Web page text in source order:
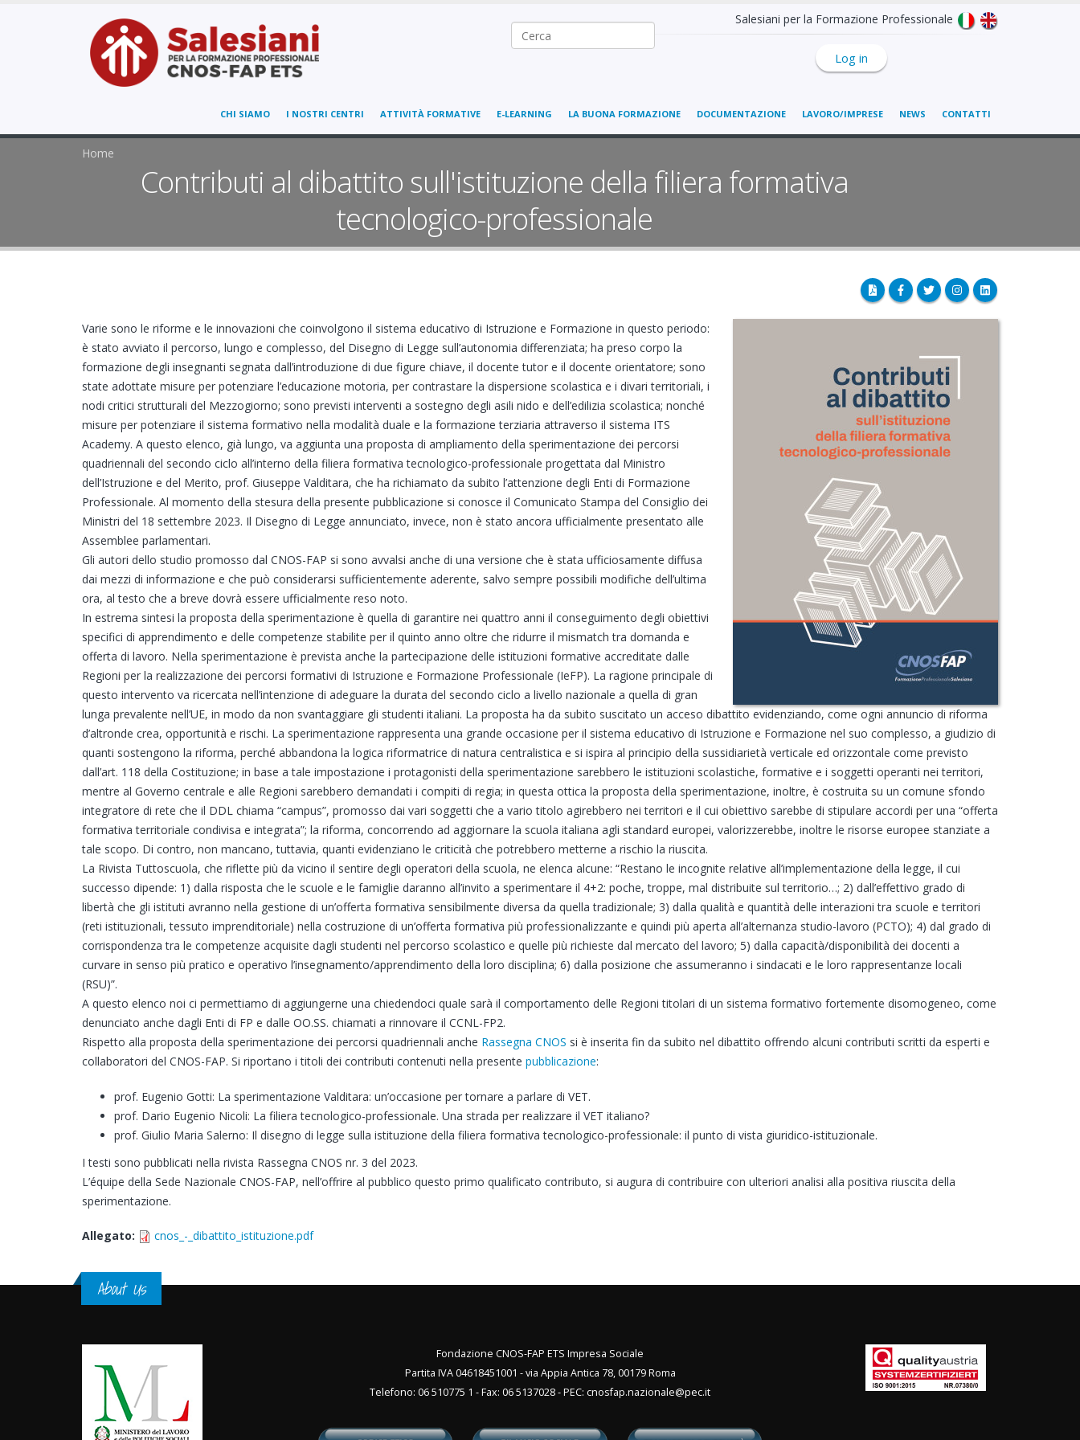
Salesiani per la Formazione Professionale
Log in
Ricerca nel sito
CHI SIAMO I NOSTRI CENTRI ATTIVITÀ FORMATIVE E-LEARNING LA BUONA FORMAZIONE DOCUMENTAZIONE LAVORO/IMPRESE NEWS CONTATTI
Home
Contributi al dibattito sull'istituzione della filiera formativa
tecnologico-professionale
Varie sono le riforme e le innovazioni che coinvolgono il sistema educativo di Istruzione e Formazione in questo periodo:
è stato avviato il percorso, lungo e complesso, del Disegno di Legge sull’autonomia differenziata; ha preso corpo la
formazione degli insegnanti segnata dall’introduzione di due figure chiave, il docente tutor e il docente orientatore; sono
state adottate misure per potenziare l’educazione motoria, per contrastare la dispersione scolastica e i divari territoriali, i
nodi critici strutturali del Mezzogiorno; sono previsti interventi a sostegno degli asili nido e dell’edilizia scolastica; nonché
misure per potenziare il sistema formativo nella modalità duale e la formazione terziaria attraverso il sistema ITS
Academy. A questo elenco, già lungo, va aggiunta una proposta di ampliamento della sperimentazione dei percorsi
quadriennali del secondo ciclo all’interno della filiera formativa tecnologico-professionale progettata dal Ministro
dell’Istruzione e del Merito, prof. Giuseppe Valditara, che ha richiamato da subito l’attenzione degli Enti di Formazione
Professionale. Al momento della stesura della presente pubblicazione si conosce il Comunicato Stampa del Consiglio dei
Ministri del 18 settembre 2023. Il Disegno di Legge annunciato, invece, non è stato ancora ufficialmente presentato alle
Assemblee parlamentari.
Gli autori dello studio promosso dal CNOS-FAP si sono avvalsi anche di una versione che è stata ufficiosamente diffusa
dai mezzi di informazione e che può considerarsi sufficientemente aderente, salvo sempre possibili modifiche dell’ultima
ora, al testo che a breve dovrà essere ufficialmente reso noto.
In estrema sintesi la proposta della sperimentazione è quella di garantire nei quattro anni il conseguimento degli obiettivi
specifici di apprendimento e delle competenze stabilite per il quinto anno oltre che ridurre il mismatch tra domanda e
offerta di lavoro. Nella sperimentazione è prevista anche la partecipazione delle istituzioni formative accreditate dalle
Regioni per la realizzazione dei percorsi formativi di Istruzione e Formazione Professionale (IeFP). La ragione principale di
questo intervento va ricercata nell’intenzione di adeguare la durata del secondo ciclo a livello nazionale a quella di gran
lunga prevalente nell’UE, in modo da non svantaggiare gli studenti italiani. La proposta ha da subito suscitato un acceso dibattito evidenziando, come ogni annuncio di riforma
d’altronde crea, opportunità e rischi. La sperimentazione rappresenta una grande occasione per il sistema educativo di Istruzione e Formazione nel suo complesso, a giudizio di
quanti sostengono la riforma, perché abbandona la logica riformatrice di natura centralistica e si ispira al principio della sussidiarietà verticale ed orizzontale come previsto
dall’art. 118 della Costituzione; in base a tale impostazione i protagonisti della sperimentazione sarebbero le istituzioni scolastiche, formative e i soggetti operanti nei territori,
mentre al Governo centrale e alle Regioni sarebbero demandati i compiti di regia; in questa ottica la proposta della sperimentazione, inoltre, è costruita su un comune sfondo
integratore di rete che il DDL chiama “campus”, promosso dai vari soggetti che a vario titolo agirebbero nei territori e il cui obiettivo sarebbe di stipulare accordi per una “offerta
formativa territoriale condivisa e integrata”; la riforma, concorrendo ad aggiornare la scuola italiana agli standard europei, valorizzerebbe, inoltre le risorse europee stanziate a
tale scopo. Di contro, non mancano, tuttavia, quanti evidenziano le criticità che potrebbero metterne a rischio la riuscita.
La Rivista Tuttoscuola, che riflette più da vicino il sentire degli operatori della scuola, ne elenca alcune: “Restano le incognite relative all’implementazione della legge, il cui
successo dipende: 1) dalla risposta che le scuole e le famiglie daranno all’invito a sperimentare il 4+2: poche, troppe, mal distribuite sul territorio…; 2) dall’effettivo grado di
libertà che gli istituti avranno nella gestione di un’offerta formativa sensibilmente diversa da quella tradizionale; 3) dalla qualità e quantità delle interazioni tra scuole e territori
(reti istituzionali, tessuto imprenditoriale) nella costruzione di un’offerta formativa più professionalizzante e quindi più aperta all’alternanza studio-lavoro (PCTO); 4) dal grado di
corrispondenza tra le competenze acquisite dagli studenti nel percorso scolastico e quelle più richieste dal mercato del lavoro; 5) dalla capacità/disponibilità dei docenti a
curvare in senso più pratico e operativo l’insegnamento/apprendimento della loro disciplina; 6) dalla posizione che assumeranno i sindacati e le loro rappresentanze locali
(RSU)”.
A questo elenco noi ci permettiamo di aggiungerne una chiedendoci quale sarà il comportamento delle Regioni titolari di un sistema formativo fortemente disomogeneo, come
denunciato anche dagli Enti di FP e dalle OO.SS. chiamati a rinnovare il CCNL-FP2.
Rispetto alla proposta della sperimentazione dei percorsi quadriennali anche Rassegna CNOS si è inserita fin da subito nel dibattito offrendo alcuni contributi scritti da esperti e
collaboratori del CNOS-FAP. Si riportano i titoli dei contributi contenuti nella presente pubblicazione:
prof. Eugenio Gotti: La sperimentazione Valditara: un’occasione per tornare a parlare di VET.
prof. Dario Eugenio Nicoli: La filiera tecnologico-professionale. Una strada per realizzare il VET italiano?
prof. Giulio Maria Salerno: Il disegno di legge sulla istituzione della filiera formativa tecnologico-professionale: il punto di vista giuridico-istituzionale.
I testi sono pubblicati nella rivista Rassegna CNOS nr. 3 del 2023.
L’équipe della Sede Nazionale CNOS-FAP, nell’offrire al pubblico questo primo qualificato contributo, si augura di contribuire con ulteriori analisi alla positiva riuscita della
sperimentazione.
Allegato: cnos_-_dibattito_istituzione.pdf
About Us
Fondazione CNOS-FAP ETS Impresa Sociale
Partita IVA 04618451001 - via Appia Antica 78, 00179 Roma
Telefono: 06 510775 1 - Fax: 06 5137028 - PEC: cnosfap.nazionale@pec.it